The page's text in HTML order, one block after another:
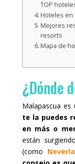
TOP
Hoteles en
Mejores
resorts
Mapa de
¿Dónde
Malapascua es
te la puedes
en más o
están
(como Never